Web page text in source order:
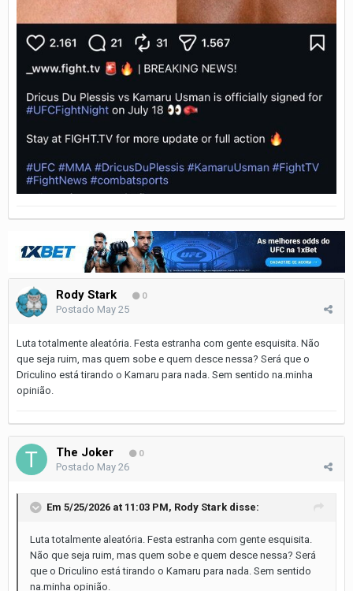
Rody Stark 0
Postado May 25
Luta totalmente aleatória. Festa estranha com gente esquisita. Não
que seja ruim, mas quem sobe e quem desce nessa? Será que o
Driculino está tirando o Kamaru para nada. Sem sentido na.minha
opinião.
The Joker 0
Postado May 26
Em 5/25/2026 at 11:03 PM, Rody Stark disse:
Luta totalmente aleatória. Festa estranha com gente esquisita.
Não que seja ruim, mas quem sobe e quem desce nessa? Será
que o Driculino está tirando o Kamaru para nada. Sem sentido
na.minha opinião.